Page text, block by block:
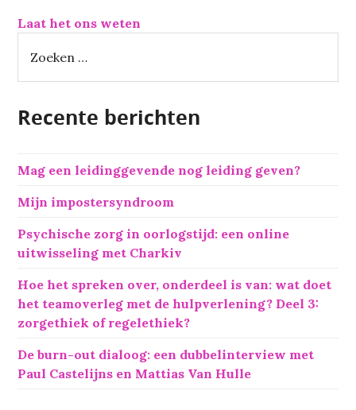
Laat het ons weten
e
e
a
a
:
Recente berichten
Mag een leidinggevende nog leiding geven?
Mijn impostersyndroom
Psychische zorg in oorlogstijd: een online
uitwisseling met Charkiv
Hoe het spreken over, onderdeel is van: wat doet
het teamoverleg met de hulpverlening? Deel 3:
zorgethiek of regelethiek?
De burn-out dialoog: een dubbelinterview met
Paul Castelijns en Mattias Van Hulle